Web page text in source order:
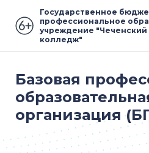
Государственное
профессиональное
учреждение "Чеченский
колледж"
Базовая
организация